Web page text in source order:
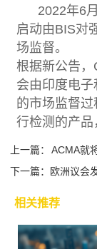
2022年6月
启动由BIS对
场监督。
根据新公告
会由印度电
的市场监督
行检测的产品
上一篇：
ACMA就
下一篇： 欧洲议会
相关推荐